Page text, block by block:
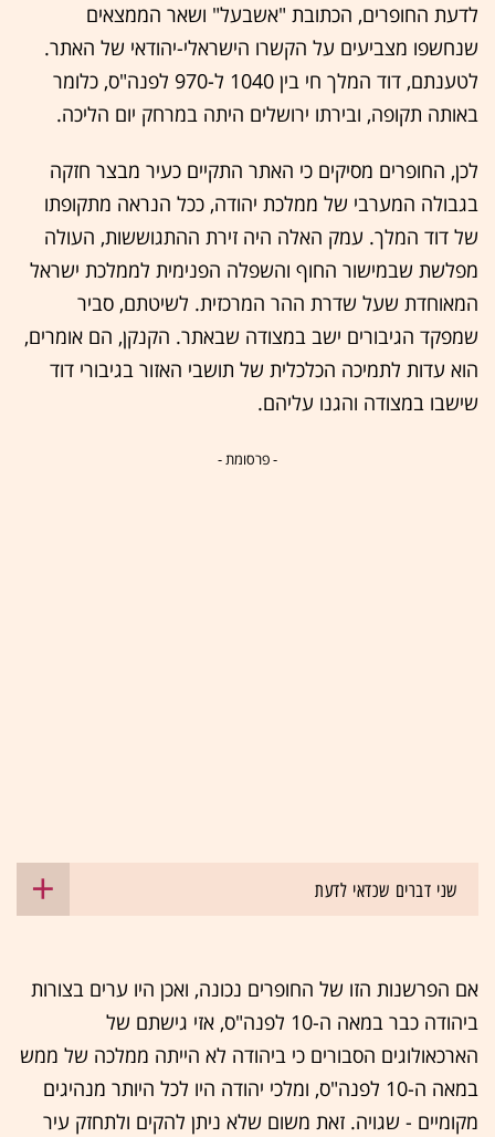
לדעת החופרים, הכתובת "אשבעל" ושאר הממצאים
שנחשפו מצביעים על הקשרו הישראלי-יהודאי של האתר.
לטענתם, דוד המלך חי בין 1040 ל-970 לפנה"ס, כלומר
באותה תקופה, ובירתו ירושלים היתה במרחק יום הליכה.
לכן, החופרים מסיקים כי האתר התקיים כעיר מבצר חזקה
בגבולה המערבי של ממלכת יהודה, ככל הנראה מתקופתו
של דוד המלך. עמק האלה היה זירת ההתגוששות, העולה
מפלשת שבמישור החוף והשפלה הפנימית לממלכת ישראל
המאוחדת שעל שדרת ההר המרכזית. לשיטתם, סביר
שמפקד הגיבורים ישב במצודה שבאתר. הקנקן, הם אומרים,
הוא עדות לתמיכה הכלכלית של תושבי האזור בגיבורי דוד
שישבו במצודה והגנו עליהם.
- פרסומת -
שני דברים שכדאי לדעת
אם הפרשנות הזו של החופרים נכונה, ואכן היו ערים בצורות
ביהודה כבר במאה ה-10 לפנה"ס, אזי גישתם של
הארכאולוגים הסבורים כי ביהודה לא הייתה ממלכה של ממש
במאה ה-10 לפנה"ס, ומלכי יהודה היו לכל היותר מנהיגים
מקומיים - שגויה. זאת משום שלא ניתן להקים ולתחזק עיר